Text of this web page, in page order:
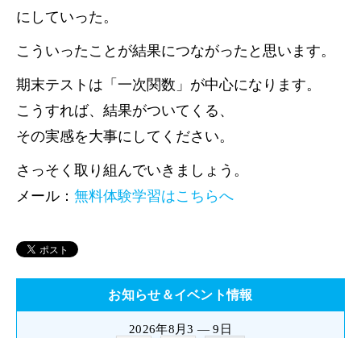
にしていった。
こういったことが結果につながったと思います。
期末テストは「一次関数」が中心になります。
こうすれば、結果がついてくる、
その実感を大事にしてください。
さっそく取り組んでいきましょう。
メール： 無料体験学習はこちらへ
お知らせ＆イベント情報
2026年8月3 — 9日